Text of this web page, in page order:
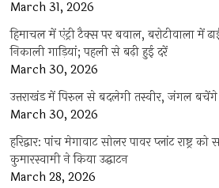
March 31, 2026
हिमाचल में एंट्री टैक्स पर बवाल, बरोटीवाला में
निकाली गाड़ियां; पहली से बढ़ी हुई दरें
March 30, 2026
उत्तराखंड में पिरुल से बदलेगी तस्वीर, जंगल
March 30, 2026
हरिद्वार: पांच मेगावाट सोलर पावर प्लांट राष्ट्र को
कुमारस्वामी ने किया उद्घाटन
March 28, 2026